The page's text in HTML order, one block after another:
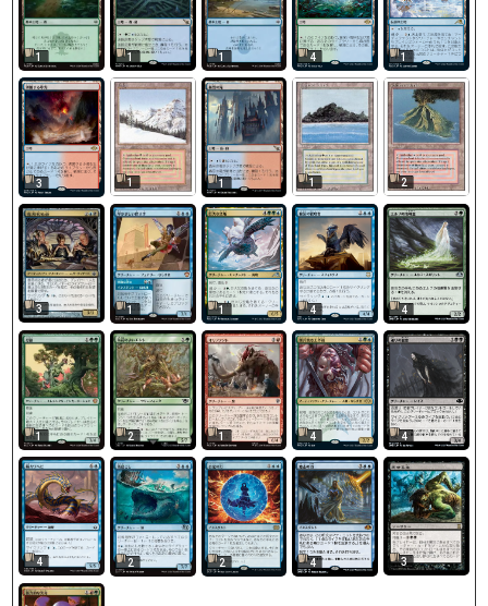
1 1 1 4 1
3 1 1 1 2
3 1 1 4 4
1 2 1 4 4
4 2 2 4 3